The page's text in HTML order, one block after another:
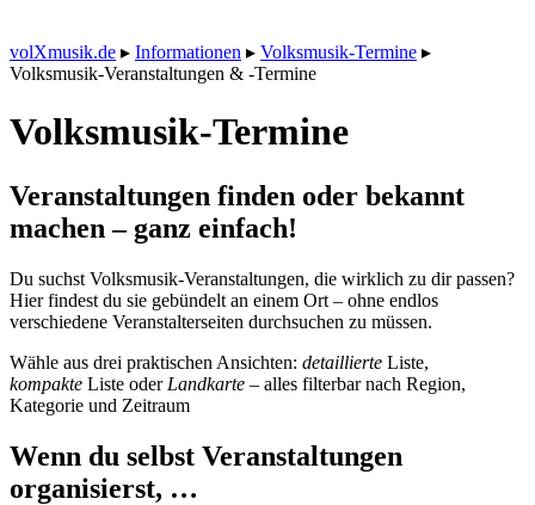
volXmusik.de ▸ Informationen ▸ Volksmusik-Termine ▸
Volksmusik-Veranstaltungen & -Termine
Volksmusik-Termine
Veranstaltungen finden oder bekannt
machen – ganz einfach!
Du suchst Volksmusik-Veranstaltungen, die wirklich zu dir passen?
Hier findest du sie gebündelt an einem Ort – ohne endlos
verschiedene Veranstalterseiten durchsuchen zu müssen.
Wähle aus drei praktischen Ansichten: detaillierte Liste,
kompakte Liste oder Landkarte – alles filterbar nach Region,
Kategorie und Zeitraum
Wenn du selbst Veranstaltungen
organisierst, …